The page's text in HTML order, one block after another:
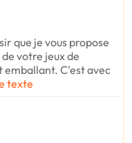
que je vous propose
votre jeux de
emballant. C'est avec
texte